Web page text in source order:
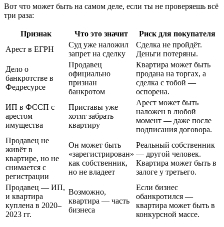
Вот что может быть на самом деле, если ты не проверяешь всё
три раза:
Признак Что это значит
Риск для покупателя
Арест в ЕГРН
Суд уже наложил
запрет на сделку
Сделка не пройдёт.
Деньги потеряны.
Дело о
банкротстве в
Федресурсе
Продавец
официально
признан
банкротом
Квартира может быть
продана на торгах, а
сделка с тобой —
оспорена.
ИП в ФССП с
арестом
имущества
Приставы уже
хотят забрать
квартиру
Арест может быть
наложен в любой
момент — даже после
подписания договора.
Продавец не
живёт в
квартире, но не
снимается с
регистрации
Он может быть
«зарегистрирован»
как собственник,
но не владеет
Реальный собственник
— другой человек.
Квартира может быть в
залоге у третьего.
Продавец — ИП,
и квартира
куплена в 2020–
2023 гг.
Возможно,
квартира — часть
бизнеса
Если бизнес
обанкротился —
квартира может быть в
конкурсной массе.